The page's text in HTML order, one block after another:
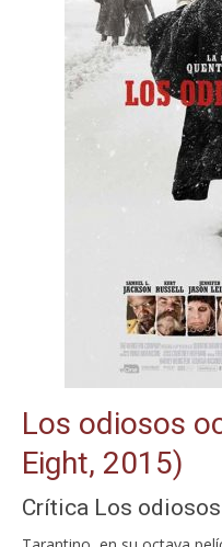
Los odiosos
Eight, 2015)
Crítica Los